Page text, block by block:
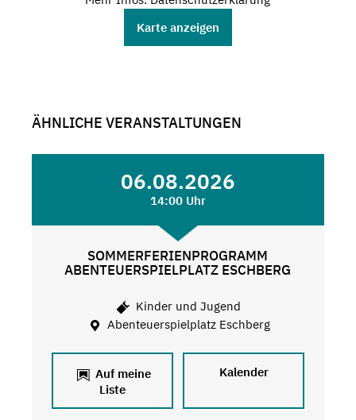
Karte anzeigen
ÄHNLICHE VERANSTALTUNGEN
06.08.2026
14:00 Uhr
SOMMERFERIENPROGRAMM
ABENTEUERSPIELPLATZ ESCHBERG
Kinder und Jugend
Abenteuerspielplatz Eschberg
Auf meine
Liste
Kalender